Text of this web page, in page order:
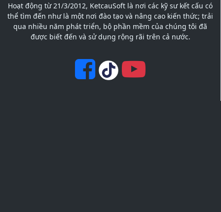
Hoạt động từ 21/3/2012, KetcauSoft là nơi các kỹ sư kết cấu có
thể tìm đến như là một nơi đào tạo và nâng cao kiến thức; trải
qua nhiều năm phát triển, bộ phần mềm của chúng tôi đã
được biết đến và sử dụng rộng rãi trên cả nước.